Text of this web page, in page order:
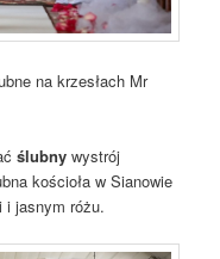
na krzesłach Mr
ślubny wystrój
kościoła w Sianowie
i jasnym różu.